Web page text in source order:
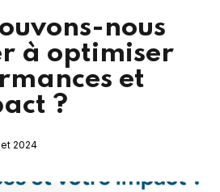
nous
à optimiser
et
?
2024